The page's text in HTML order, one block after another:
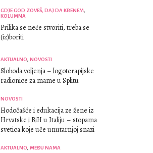
GDJE GOD ZOVEŠ, DAJ DA KRENEM,
KOLUMNA
Prilika se neće stvoriti, treba se
(iz)boriti
AKTUALNO, NOVOSTI
Sloboda voljenja – logoterapijske
radionice za mame u Splitu
NOVOSTI
Hodočašće i edukacija ze žene iz
Hrvatske i BiH u Italiju – stopama
svetica koje uče unutarnjoj snazi
AKTUALNO, MEĐU NAMA